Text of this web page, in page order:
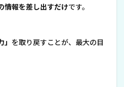
情報を差し出すだけです。
を取り戻すことが、最大の目